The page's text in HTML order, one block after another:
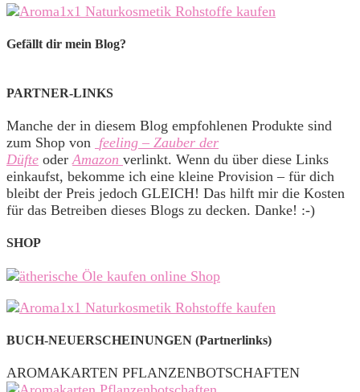
Gefällt dir mein Blog?
PARTNER-LINKS
Manche der in diesem Blog empfohlenen Produkte sind
zum Shop von feeling – Zauber der
Düfte oderAmazon verlinkt. Wenn du über diese Links
einkaufst, bekomme ich eine kleine Provision – für dich
bleibt der Preis jedoch GLEICH! Das hilft mir die Kosten
für das Betreiben dieses Blogs zu decken. Danke! :-)
SHOP
BUCH-NEUERSCHEINUNGEN (Partnerlinks)
AROMAKARTEN PFLANZENBOTSCHAFTEN